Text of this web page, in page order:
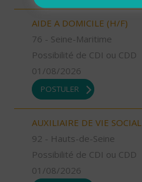
AIDE A DOMICILE (H/F)
76 - Seine-Maritime
Possibilité de CDI ou CDD
01/08/2026
POSTULER
AUXILIAIRE DE VIE
92 - Hauts-de-Seine
Possibilité de CDI ou CDD
01/08/2026